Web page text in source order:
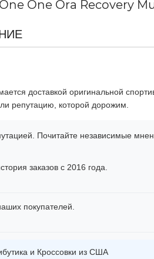
One Ora Recovery
доставкой оригинальной
репутацию, которой дорожим.
Почитайте независимые
заказов с 2016 года.
покупателей.
и Кроссовки из США